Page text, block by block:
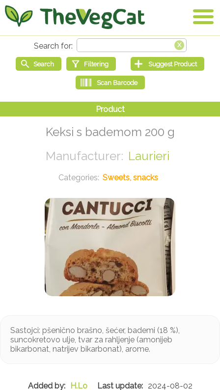
Keksi s bademom 200 g
Laurieri
Sweets, snacks
Sastojci: pšenično brašno, šećer, bademi (18 %),
suncokretovo ulje, tvar za rahljenje (amonijeb
bikarbonat, natrijev bikarbonat), arome.
H.Lo 2024-08-02